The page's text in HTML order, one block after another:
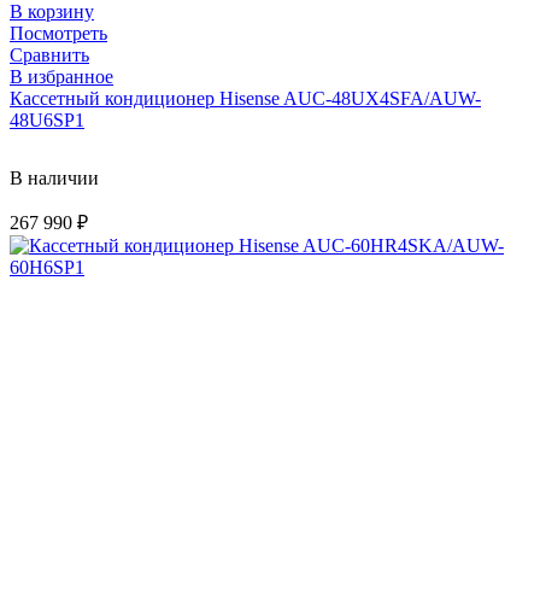
В корзину
Посмотреть
Сравнить
В избранное
Кассетный кондиционер Hisense AUC-48UX4SFA/AUW-
48U6SP1
В наличии
267 990 ₽